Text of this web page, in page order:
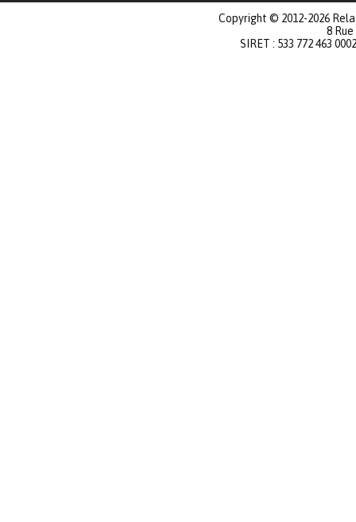
Copyright © 2012-2026
8
SIRET : 533 772 463